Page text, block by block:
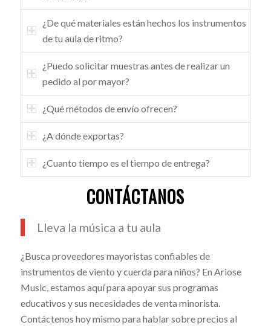
¿De qué materiales están hechos los instrumentos
de tu aula de ritmo?
¿Puedo solicitar muestras antes de realizar un
pedido al por mayor?
¿Qué métodos de envío ofrecen?
¿A dónde exportas?
¿Cuanto tiempo es el tiempo de entrega?
CONTÁCTANOS
Lleva la música a tu aula
¿Busca proveedores mayoristas confiables de
instrumentos de viento y cuerda para niños? En Ariose
Music, estamos aquí para apoyar sus programas
educativos y sus necesidades de venta minorista.
Contáctenos hoy mismo para hablar sobre precios al